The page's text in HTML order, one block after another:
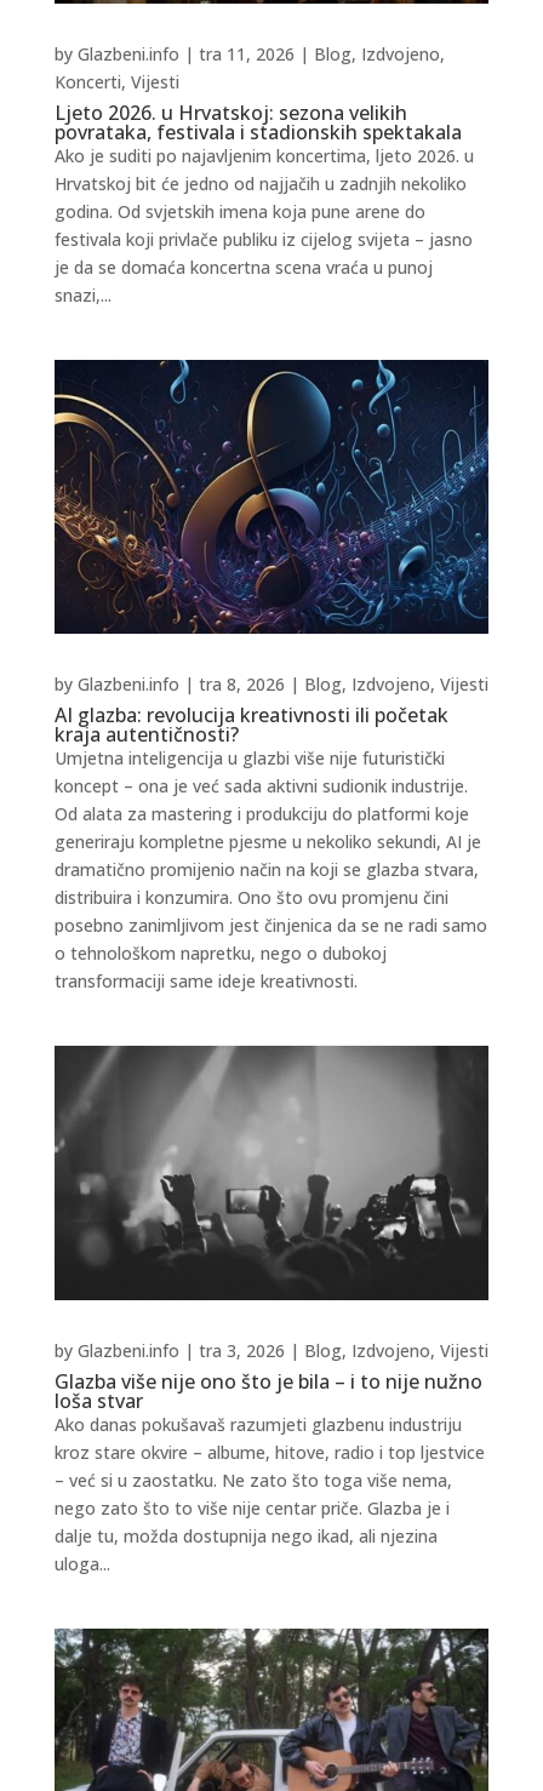
Ljeto 2026. u Hrvatskoj: sezona velikih
povrataka, festivala i stadionskih spektakala
by Glazbeni.info | tra 11, 2026 | Blog, Izdvojeno,
Koncerti, Vijesti
Ako je suditi po najavljenim koncertima, ljeto 2026. u
Hrvatskoj bit će jedno od najjačih u zadnjih nekoliko
godina. Od svjetskih imena koja pune arene do
festivala koji privlače publiku iz cijelog svijeta – jasno
je da se domaća koncertna scena vraća u punoj
snazi,...
AI glazba: revolucija kreativnosti ili početak
kraja autentičnosti?
by Glazbeni.info | tra 8, 2026 | Blog, Izdvojeno, Vijesti
Umjetna inteligencija u glazbi više nije futuristički
koncept – ona je već sada aktivni sudionik industrije.
Od alata za mastering i produkciju do platformi koje
generiraju kompletne pjesme u nekoliko sekundi, AI je
dramatično promijenio način na koji se glazba stvara,
distribuira i konzumira. Ono što ovu promjenu čini
posebno zanimljivom jest činjenica da se ne radi samo
o tehnološkom napretku, nego o dubokoj
transformaciji same ideje kreativnosti.
Glazba više nije ono što je bila – i to nije nužno
loša stvar
by Glazbeni.info | tra 3, 2026 | Blog, Izdvojeno, Vijesti
Ako danas pokušavaš razumjeti glazbenu industriju
kroz stare okvire – albume, hitove, radio i top ljestvice
– već si u zaostatku. Ne zato što toga više nema,
nego zato što to više nije centar priče. Glazba je i
dalje tu, možda dostupnija nego ikad, ali njezina
uloga...